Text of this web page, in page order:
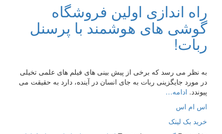
راه اندازی اولین فروشگاه
گوشی های هوشمند با پرسنل
ربات!
به نظر می رسد که برخی از پیش بینی های فیلم های علمی تخیلی
در مورد جایگزینی ربات به جای انسان در آینده، دارد به حقیقت می
پیوندد. ادامه…
اس ام اس
خرید بک لینک